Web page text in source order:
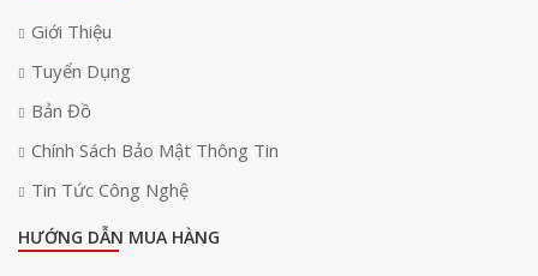
Giới Thiệu
Tuyển Dụng
Bản Đồ
Chính Sách Bảo Mật Thông Tin
Tin Tức Công Nghệ
HƯỚNG DẪN MUA HÀNG